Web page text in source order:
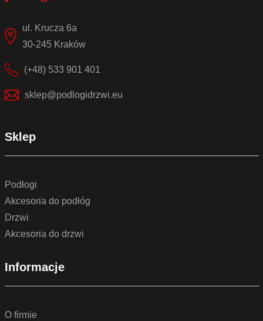
ul. Krucza 6a
30-245 Kraków
(+48) 533 901 401
sklep@podlogidrzwi.eu
Sklep
Podłogi
Akcesoria do podłóg
Drzwi
Akcesoria do drzwi
Informacje
O firmie